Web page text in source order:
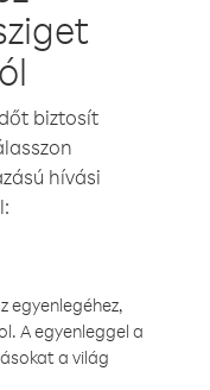
biztosít
hívási
egyenlegéhez,
A egyenleggel a
a világ